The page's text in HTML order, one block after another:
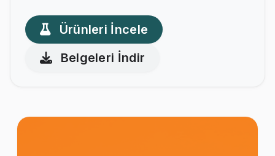
Ürünleri İncele
Belgeleri İndir